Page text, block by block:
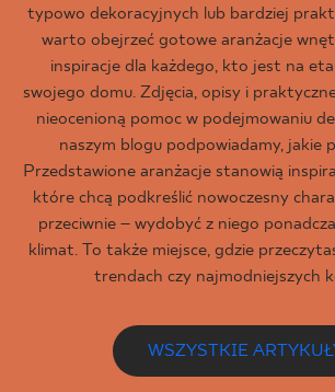
typowo dekoracyjnych lub bardziej
warto obejrzeć gotowe aranżacje
inspiracje dla każdego, kto jest na
swojego domu. Zdjęcia, opisy i
nieocenioną pomoc w podejmowaniu
naszym blogu podpowiadamy, jakie
Przedstawione aranżacje stanowią
które chcą podkreślić nowoczesny
przeciwnie – wydobyć z niego
klimat. To także miejsce, gdzie
trendach czy najmodniejszych
WSZYSTKIE